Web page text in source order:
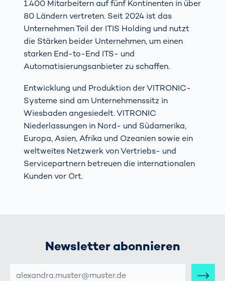
1.400 Mitarbeitern auf fünf Kontinenten in über
80 Ländern vertreten. Seit 2024 ist das
Unternehmen Teil der ITIS Holding und nutzt
die Stärken beider Unternehmen, um einen
starken End-to-End ITS- und
Automatisierungsanbieter zu schaffen.
Entwicklung und Produktion der VITRONIC-
Systeme sind am Unternehmenssitz in
Wiesbaden angesiedelt. VITRONIC
Niederlassungen in Nord- und Südamerika,
Europa, Asien, Afrika und Ozeanien sowie ein
weltweites Netzwerk von Vertriebs- und
Servicepartnern betreuen die internationalen
Kunden vor Ort.
Newsletter abonnieren
MAIL-